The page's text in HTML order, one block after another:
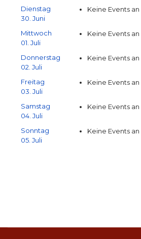
Dienstag
30. Juni
Keine Events
Mittwoch
01. Juli
Keine Events
Donnerstag
02. Juli
Keine Events
Freitag
03. Juli
Keine Events
Samstag
04. Juli
Keine Events
Sonntag
05. Juli
Keine Events